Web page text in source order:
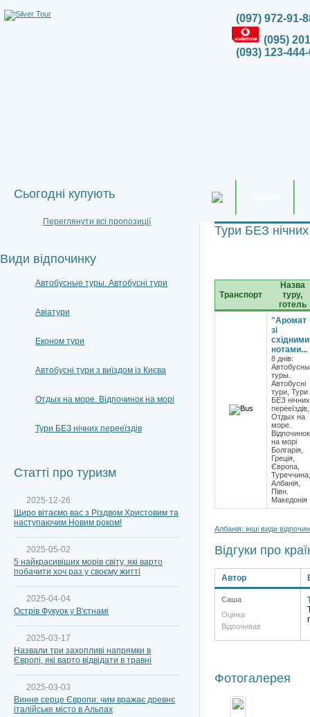
(097) 972-91-
(095)
(093) 123-
Тури БЕЗ нічних
Транспорт
Назва
туру,
готель
"Аромат
зі
східними
нотами...
8 днів:
туры.
Автобусні
тури, Тури
БЕЗ нічних
перееїздів,
Отдых на
море.
Відпочинок
на морі
Болгарія,
Греція,
Європа,
Туреччина,
Албанія,
Півн.
Македонія
Албанія: інші види
Відгуки про
Автор
Саша
Оцінка
Відпочивав
Фотогалерея
Сьогодні купують
Переглянути всі пропозиції
Види відпочинку
Автобусные туры. Автобусні тури
Авіатури
Економ тури
Автобусні тури з виїздом із Києва
Отдых на море. Відпочинок на морі
Тури БЕЗ нічних перееїздів
Статті про туризм
2025-12-26
Щиро вітаємо вас з Різдвом Христовим та
наступаючим Новим роком!
2025-05-02
5 найкрасивіших морів світу, які варто
побачити хоч раз у своєму житті
2025-04-04
Острів Фукуок у В'єтнамі
2025-03-17
Назвали три захопливі напрямки в
Європі, які варто відвідати в травні
2025-03-03
Винне серце Європи: чим вражає древнє
італійське місто в Альпах